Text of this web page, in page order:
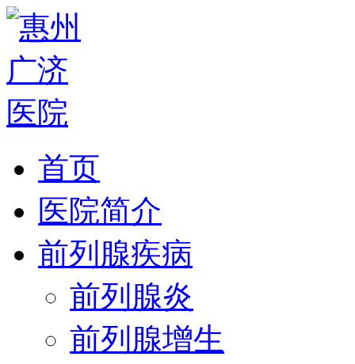
首页
医院简介
前列腺疾病
前列腺炎
前列腺增生